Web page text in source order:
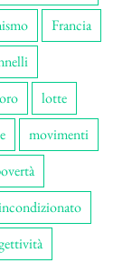
Francia
lotte
movimenti